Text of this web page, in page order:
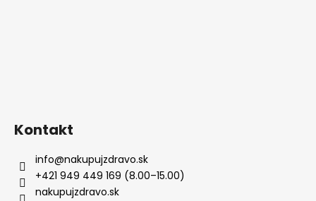
Kontakt
info@nakupujzdravo.sk
+421 949 449 169 (8.00–15.00)
nakupujzdravo.sk